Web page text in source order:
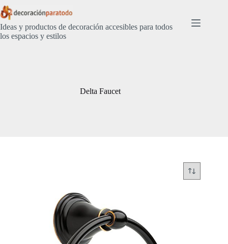
Saltar
al
contenido
Ideas y productos de decoración accesibles para todos
los espacios y estilos
Delta Faucet